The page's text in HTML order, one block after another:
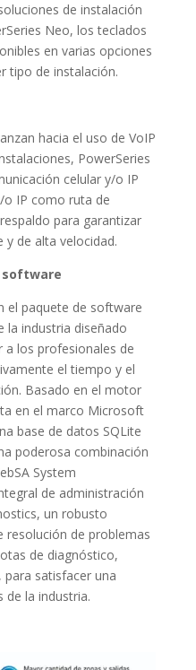
de instalación
Neo, los teclados
en varias opciones
tipo de instalación.
hacia el uso de VoIP
PowerSeries
celular y/o IP
o IP como ruta de
para garantizar
y de alta velocidad.
software
el paquete de software
la industria diseñado
a los profesionales de
el tiempo y el
Basado en el motor
en el marco Microsoft
base de datos SQLite
poderosa combinación
System
de administración
un robusto
resolución de problemas
de diagnóstico,
satisfacer una
de la industria.